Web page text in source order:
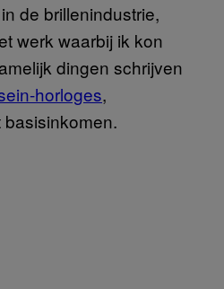
de brillenindustrie,
werk waarbij ik kon
dingen schrijven
horloges,
basisinkomen.